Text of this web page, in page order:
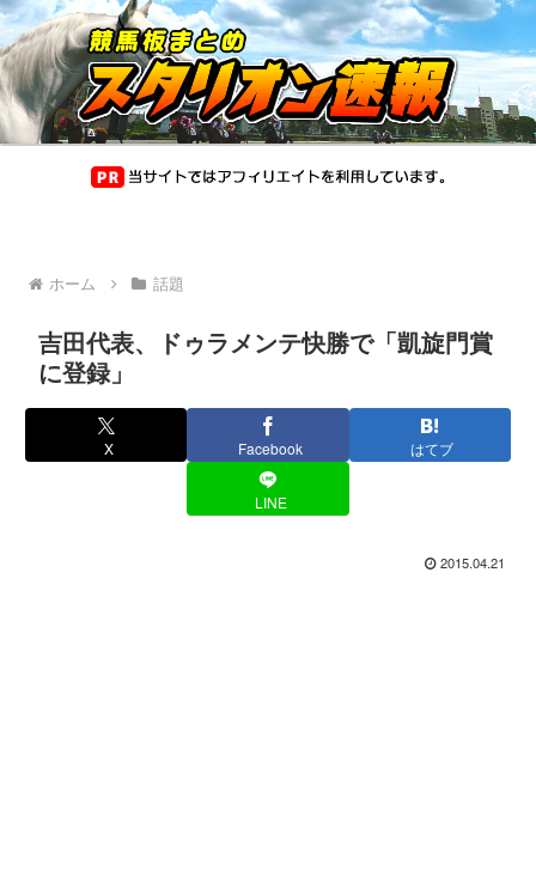
ホーム 話題
吉田代表、ドゥラメンテ快勝で「凱旋門賞
に登録」
X Facebook はてブ
LINE
2015.04.21